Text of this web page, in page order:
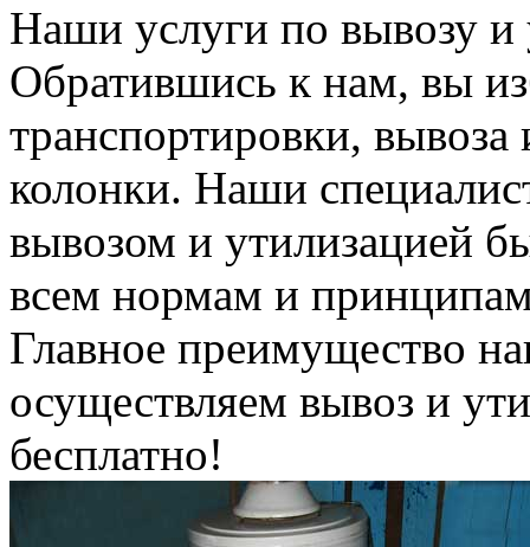
Наши услуги по вывозу и
Обратившись к нам, вы
транспортировки, вывоза
колонки. Наши
вывозом и утилизацией
всем нормам и
Главное преимущество
осуществляем вывоз и
бесплатно!